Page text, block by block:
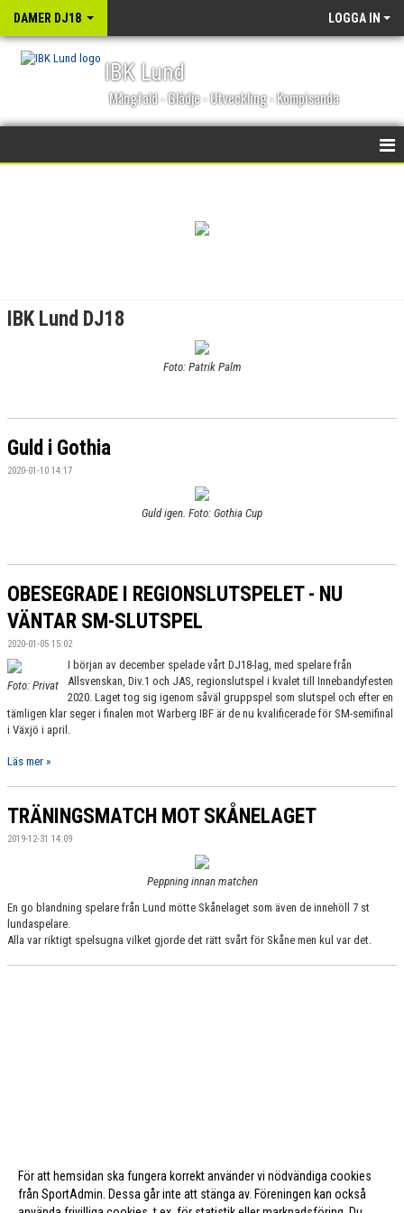
DAMER DJ18 LOGGA IN
IBK Lund
Mångfald - Glädje - Utveckling - Kompisanda
KONTAKT
IBK Lund DJ18
Foto: Patrik Palm
Guld i Gothia
2020-01-10 14:17
Guld igen. Foto: Gothia Cup
OBESEGRADE I REGIONSLUTSPELET - NU
VÄNTAR SM-SLUTSPEL
2020-01-05 15:02
Foto: Privat
I början av december spelade vårt DJ18-lag, med spelare från
Allsvenskan, Div.1 och JAS, regionslutspel i kvalet till Innebandyfesten
2020. Laget tog sig igenom såväl gruppspel som slutspel och efter en
tämligen klar seger i finalen mot Warberg IBF är de nu kvalificerade för SM-semifinal
i Växjö i april.
Läs mer »
TRÄNINGSMATCH MOT SKÅNELAGET
2019-12-31 14:09
Peppning innan matchen
En go blandning spelare från Lund mötte Skånelaget som även de innehöll 7 st
lundaspelare.
Alla var riktigt spelsugna vilket gjorde det rätt svårt för Skåne men kul var det.
För att hemsidan ska fungera korrekt använder vi nödvändiga cookies
från SportAdmin. Dessa går inte att stänga av. Föreningen kan också